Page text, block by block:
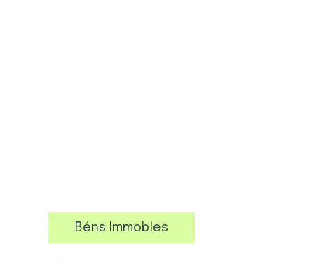
Béns Immobles